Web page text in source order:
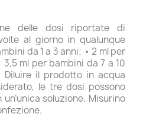
delle dosi riportate di
al giorno in qualunque
da 1 a 3 anni; • 2 ml per
ml per bambini da 7 a 10
il prodotto in acqua
le tre dosi possono
soluzione. Misurino